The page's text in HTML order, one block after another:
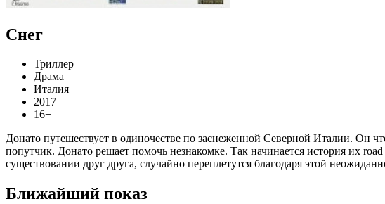
Снег
Триллер
Драма
Италия
2017
16+
Донато путешествует в одиночестве по заснеженной Северной Италии. Он
попутчик. Донато решает помочь незнакомке. Так начинается история их
существовании друг друга, случайно переплетутся благодаря этой
Ближайший показ